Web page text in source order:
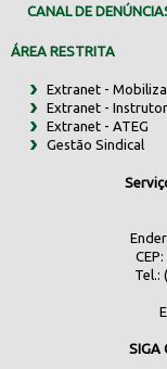
CANAL DE
ÁREA RESTRITA
Extranet -
Extranet -
Extranet - ATEG
Gestão Sindical
Tel.:
SIGA